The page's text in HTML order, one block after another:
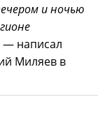
и ночью
— написал
Миляев в